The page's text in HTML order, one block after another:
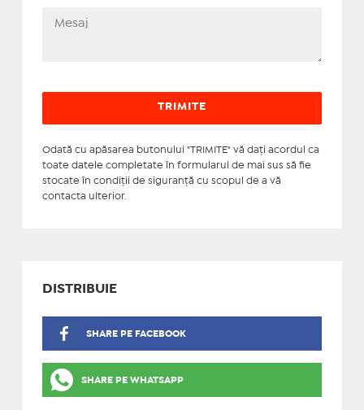
Odată cu apăsarea butonului "TRIMITE" vă daţi acordul ca
toate datele completate în formularul de mai sus să fie
stocate în condiţii de siguranţă cu scopul de a vă
contacta ulterior.
DISTRIBUIE
SHARE PE FACEBOOK
SHARE PE WHATSAPP